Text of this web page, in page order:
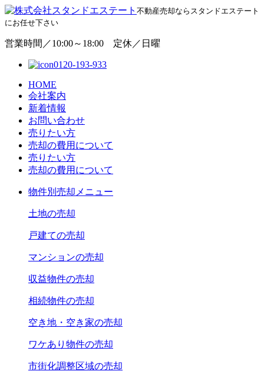
不動産売却ならスタンドエステート
にお任せ下さい
営業時間／10:00～18:00 定休／日曜
0120-193-933
HOME
会社案内
新着情報
お問い合わせ
売りたい方
売却の費用について
売りたい方
売却の費用について
物件別売却メニュー
土地の売却
戸建ての売却
マンションの売却
収益物件の売却
相続物件の売却
空き地・空き家の売却
ワケあり物件の売却
市街化調整区域の売却